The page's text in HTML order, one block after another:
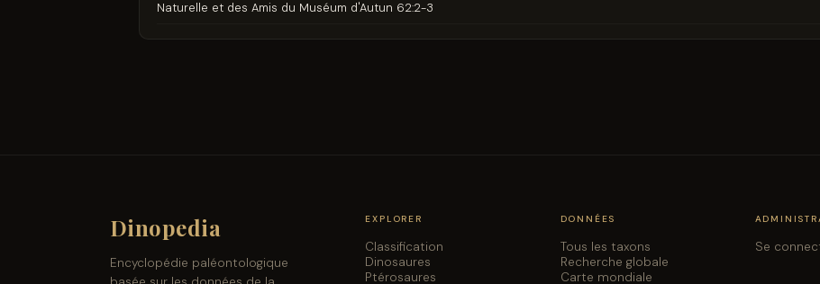
Naturelle et des Amis du Muséum d'Autun 62:2-3
Dinopedia
Encyclopédie paléontologique
EXPLORER
Classification
Dinosaures
Ptérosaures
DONNÉES
Tous les taxons
Recherche globale
Carte mondiale
Se